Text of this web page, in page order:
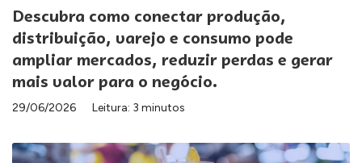
Descubra como conectar produção,
distribuição, varejo e consumo pode
ampliar mercados, reduzir perdas e gerar
mais valor para o negócio.
29/06/2026 Leitura: 3 minutos